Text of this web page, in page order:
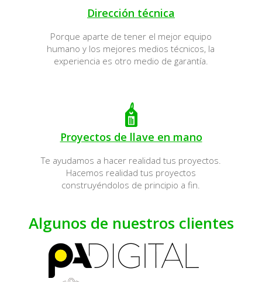
Dirección técnica
Porque aparte de tener el mejor equipo
humano y los mejores medios técnicos, la
experiencia es otro medio de garantía.
Proyectos de llave en mano
Te ayudamos a hacer realidad tus proyectos.
Hacemos realidad tus proyectos
construyéndolos de principio a fin.
Algunos de nuestros clientes